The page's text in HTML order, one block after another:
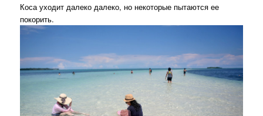
Коса уходит далеко далеко, но некоторые пытаются ее
покорить.